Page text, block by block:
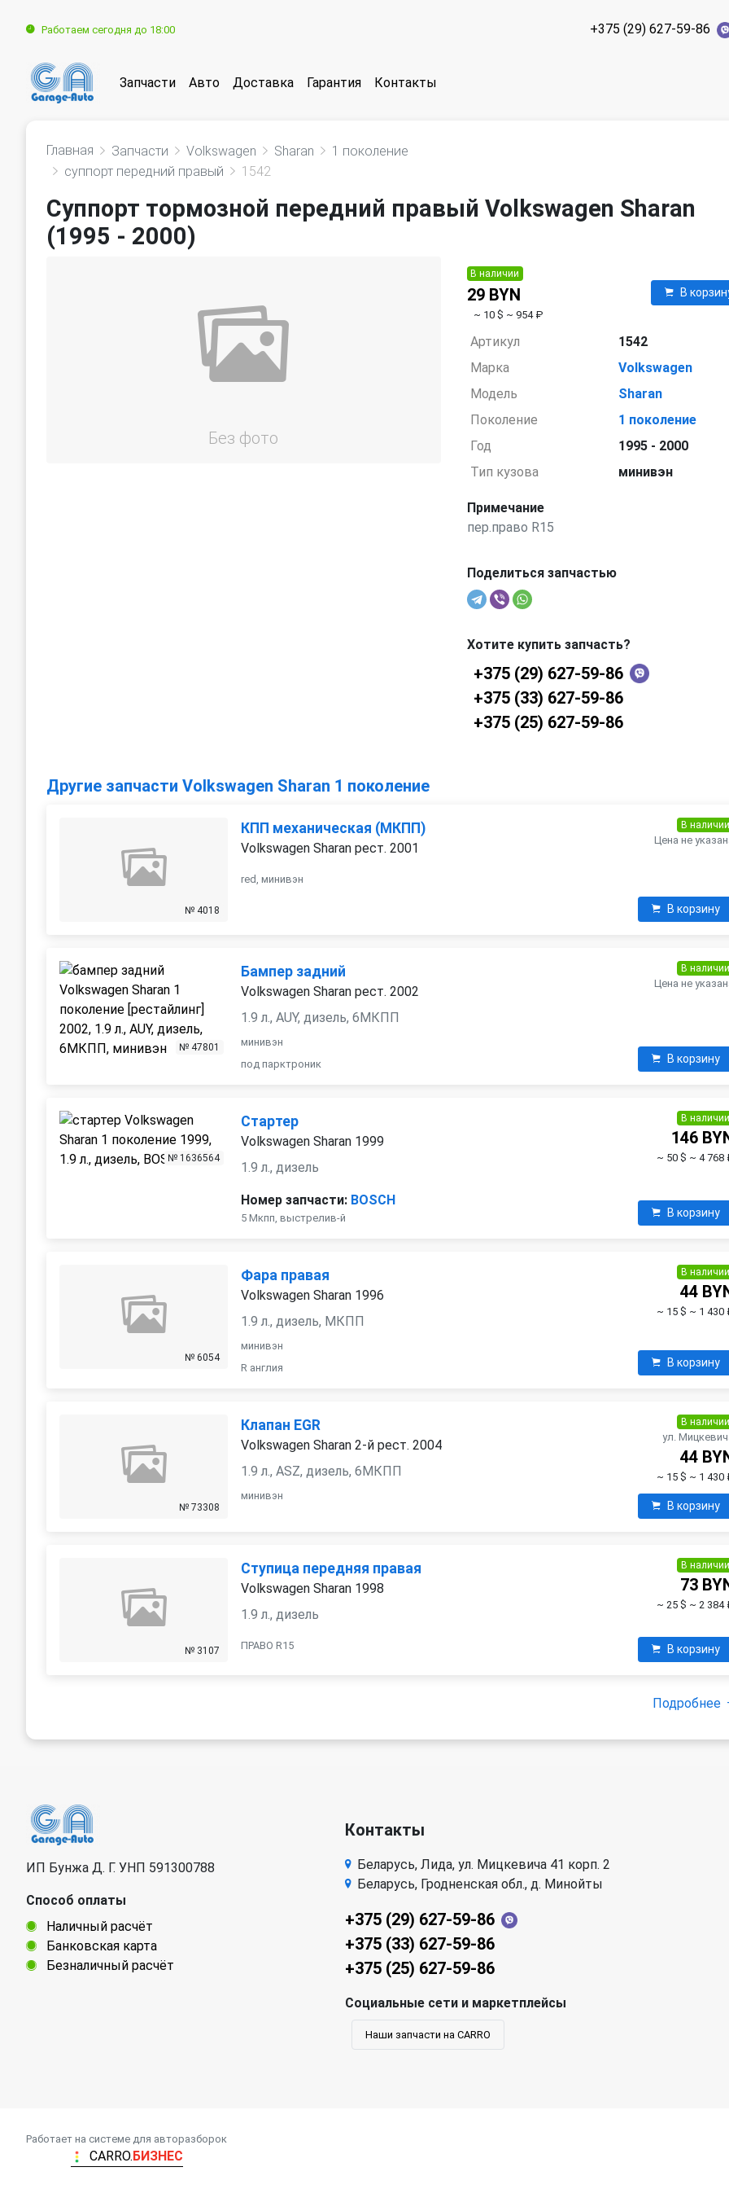
Работаем сегодня до 18:00 +375 (29) 627-59-86
Запчасти Авто Доставка Гарантия Контакты
Главная Запчасти Volkswagen Sharan
1 поколение
суппорт передний правый
1542
Суппорт тормозной передний правый Volkswagen Sharan
(1995 - 2000)
Без фото
В наличии
29 BYN
~ 10 $ ~ 954 ₽
В
Артикул
1542
Марка
Volkswagen
Модель
Sharan
Поколение
1 поколение
Год
1995 - 2000
Тип кузова
минивэн
Примечание
пер.право R15
Поделиться запчастью
Хотите купить запчасть?
+375 (29) 627-59-86
+375 (33) 627-59-86
+375 (25) 627-59-86
Другие запчасти Volkswagen Sharan 1 поколение
№ 4018
КПП механическая (МКПП)
Volkswagen Sharan рест. 2001
red, минивэн
В наличии
Цена не
В корзину
№ 47801
Бампер задний
Volkswagen Sharan рест. 2002
1.9 л., AUY, дизель, 6МКПП
минивэн
под парктроник
В наличии
Цена не
В корзину
№ 1636564
Стартер
Volkswagen Sharan 1999
1.9 л., дизель
Номер запчасти: BOSCH
5 Мкпп, выстрелив-й
В наличии
146
~ 50 $ ~ 4 768
В корзину
№ 6054
Фара правая
Volkswagen Sharan 1996
1.9 л., дизель, МКПП
минивэн
R англия
В наличии
44
~ 15 $ ~ 1 430
В корзину
№ 73308
Клапан EGR
Volkswagen Sharan 2-й рест. 2004
1.9 л., ASZ, дизель, 6МКПП
минивэн
В наличии
ул.
44
~ 15 $ ~ 1 430
В корзину
№ 3107
Ступица передняя правая
Volkswagen Sharan 1998
1.9 л., дизель
ПРАВО R15
В наличии
73
~ 25 $ ~ 2 384
В корзину
Подробнее
ИП Бунжа Д. Г. УНП 591300788
Способ оплаты
Наличный расчёт
Банковская карта
Безналичный расчёт
Контакты
Беларусь, Лида, ул. Мицкевича 41 корп. 2
Беларусь, Гродненская обл., д. Минойты
+375 (29) 627-59-86
+375 (33) 627-59-86
+375 (25) 627-59-86
Социальные сети и маркетплейсы
Наши запчасти на CARRO
Работает на системе для авторазборок
CARRO.БИЗНЕС